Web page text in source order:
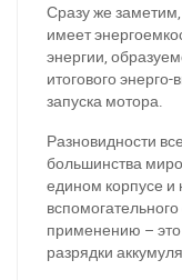
Сразу же
имеет
энергии,
итогового
запуска мотора.
Разновидности
большинства
едином корпусе и
применению – это
разрядки